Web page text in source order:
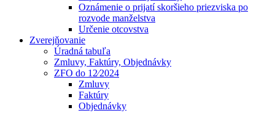
Oznámenie o prijatí skoršieho priezviska po
rozvode manželstva
Určenie otcovstva
Zverejňovanie
Úradná tabuľa
Zmluvy, Faktúry, Objednávky
ZFO do 12⁄2024
Zmluvy
Faktúry
Objednávky